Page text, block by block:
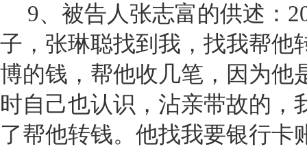
9、被告人张志富的供述：
子，张琳聪找到我，找我帮他
博的钱，帮他收几笔，因为他
时自己也认识，沾亲带故的，
了帮他转钱。他找我要银行卡